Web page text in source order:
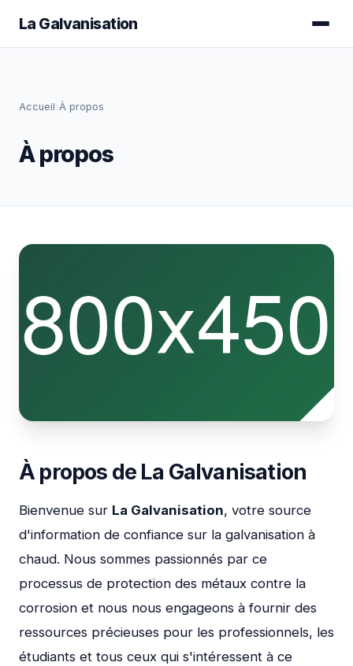
La Galvanisation
Accueil À propos
À propos
À propos de La Galvanisation
Bienvenue sur La Galvanisation, votre source
d'information de confiance sur la galvanisation à
chaud. Nous sommes passionnés par ce
processus de protection des métaux contre la
corrosion et nous nous engageons à fournir des
ressources précieuses pour les professionnels, les
étudiants et tous ceux qui s'intéressent à ce